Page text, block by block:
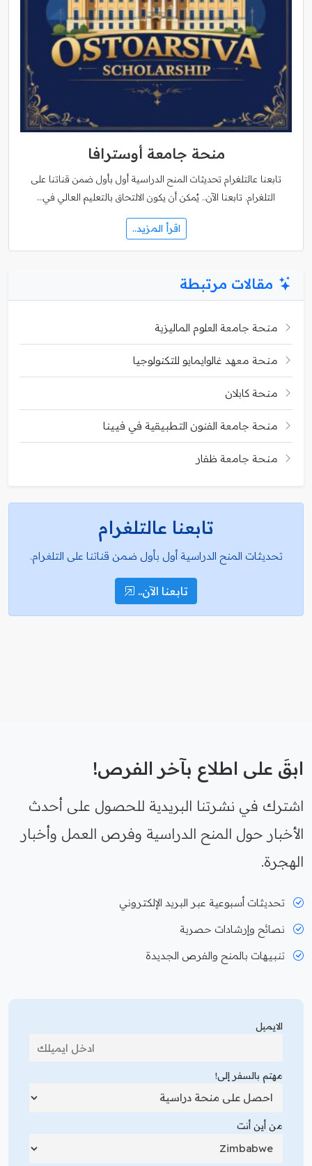
منحة جامعة أوسترافا
تابعنا عالتلغرام تحديثات المنح الدراسية أول بأول ضمن قناتنا على
التلغرام. تابعنا الآن.. يُمكن أن يكون الالتحاق بالتعليم العالي في…
اقرأ المزيد..
مقالات مرتبطة
منحة جامعة العلوم الماليزية
منحة معهد غالوايمايو للتكنولوجيا
منحة كابلان
منحة جامعة الفنون التطبيقية في فيينا
منحة جامعة ظفار
تابعنا عالتلغرام
تحديثات المنح الدراسية أول بأول ضمن قناتنا على التلغرام.
تابعنا الآن..
ابقَ على اطلاع بآخر الفرص!
اشترك في نشرتنا البريدية للحصول على أحدث
الأخبار حول المنح الدراسية وفرص العمل وأخبار
الهجرة.
تحديثات أسبوعية عبر البريد الإلكتروني
نصائح وإرشادات حصرية
تنبيهات بالمنح والفرص الجديدة
الايميل
مهتم بالسفر إلى!
من أين أنت